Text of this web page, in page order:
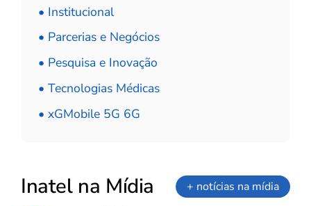
• Institucional
• Parcerias e Negócios
• Pesquisa e Inovação
• Tecnologias Médicas
• xGMobile 5G 6G
Inatel na Mídia + notícias na mídia